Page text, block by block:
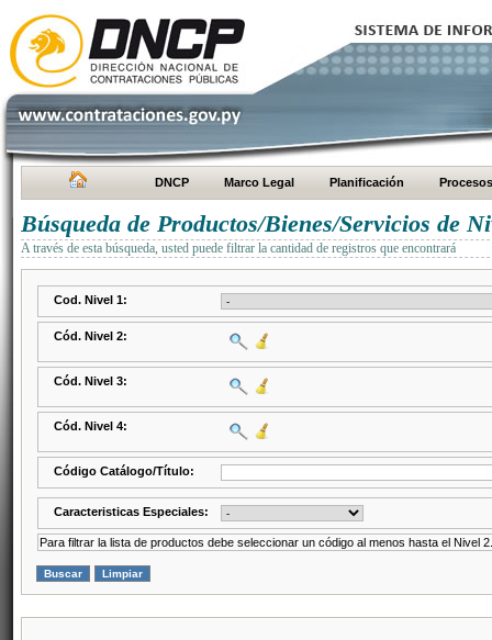
DNCP Marco Legal Planificación Procesos
Búsqueda de Productos/Bienes/Servicios de
A través de esta búsqueda, usted puede filtrar la cantidad de registros que encontrará
Cod. Nivel 1:
Cód. Nivel 2:
Cód. Nivel 3:
Cód. Nivel 4:
Código Catálogo/Título:
Caracteristicas Especiales:
Para filtrar la lista de productos debe seleccionar un código al menos hasta el Nivel 2.